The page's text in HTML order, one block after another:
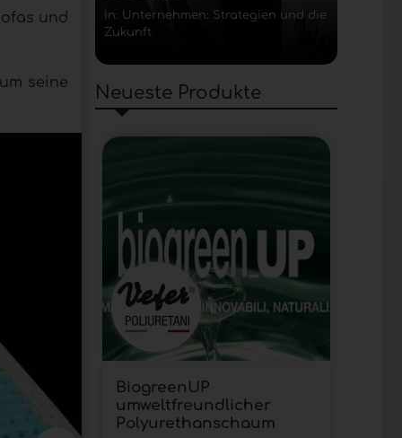
und
seine
In: Unternehmen: Strategien und die
Zukunft
Neueste Produkte
BiogreenUP
umweltfreundlicher
Polyurethanschaum